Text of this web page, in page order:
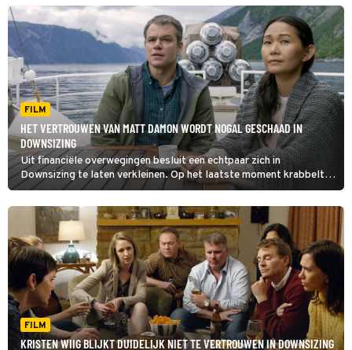
FILM
HET VERTROUWEN VAN MATT DAMON WORDT NOGAL GESCHAAD IN
DOWNSIZING
Uit financiële overwegingen besluit een echtpaar zich in
Downsizing te laten verkleinen. Op het laatste moment krabbelt
de vrouw terug.
FILM
KRISTEN WIIG BLIJKT DUIDELIJK NIET TE VERTROUWEN IN DOWNSIZING